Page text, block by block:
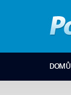
DOMŮ